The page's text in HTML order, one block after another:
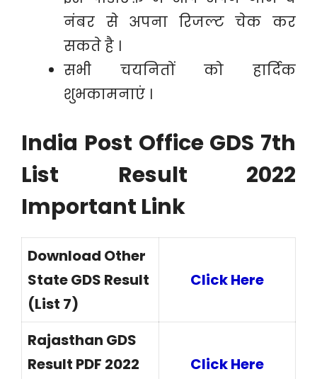
नंबर से अपना रिजल्ट चेक कर
सकते है ।
सभी चयनितों को हार्दिक
शुभकामनाएं ।
India Post Office GDS 7th
List Result 2022
Important Link
Download Other
State GDS Result
(List 7)
Click Here
Rajasthan GDS
Result PDF 2022
Click Here